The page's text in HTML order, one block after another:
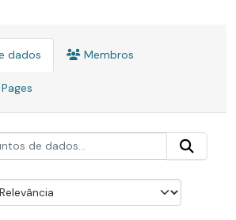
dados Membros
Pages